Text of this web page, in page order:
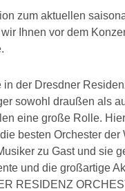
zum aktuellen
Ihnen vor dem
in der Dresdner
sowohl draußen als
eine große Rolle.
besten Orchester der
zu Gast und sie
und die großartige
RESIDENZ